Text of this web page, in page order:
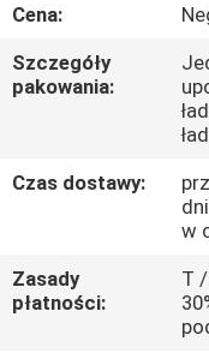
SIĘ
NAMI
O
Cena:
Szczegóły
pakowania:
Czas dostawy:
w
Zasady
płatności:
T